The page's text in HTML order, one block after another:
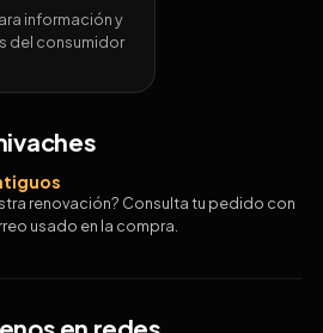
información y
del consumidor
renovación? Consulta tu pedido con
usado en la compra.